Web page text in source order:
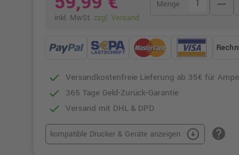
inkl. MwSt. zzgl. Versand
Menge remove
Versandkostenfreie Lieferung ab 35€ für
365 Tage Geld-Zurück-Garantie
Versand mit DHL & DPD
kompatible Drucker & Geräte anzeigen arrow_circle_down help